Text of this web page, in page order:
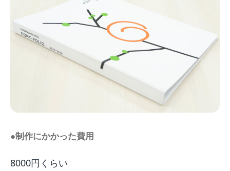
●制作にかかった費用
8000円くらい